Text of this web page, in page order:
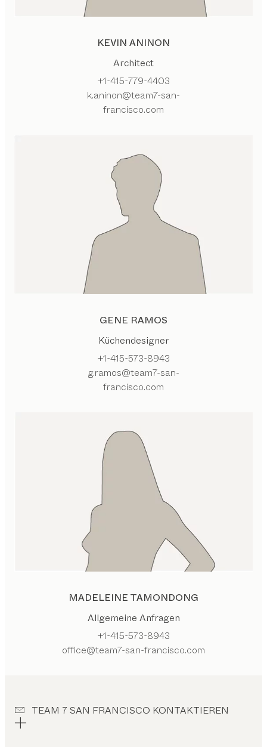
KEVIN ANINON
Architect
+1-415-779-4403
k.aninon@team7-san-
francisco.com
GENE RAMOS
Küchendesigner
+1-415-573-8943
g.ramos@team7-san-
francisco.com
MADELEINE TAMONDONG
Allgemeine Anfragen
+1-415-573-8943
office@team7-san-francisco.com
TEAM 7 SAN FRANCISCO KONTAKTIEREN